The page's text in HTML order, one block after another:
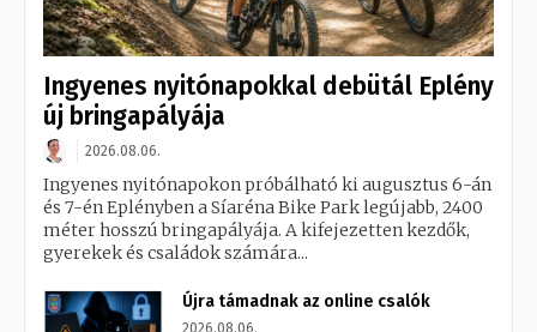
Ingyenes nyitónapokkal debütál Eplény
új bringapályája
2026.08.06.
Ingyenes nyitónapokon próbálható ki augusztus 6-án
és 7-én Eplényben a Síaréna Bike Park legújabb, 2400
méter hosszú bringapályája. A kifejezetten kezdők,
gyerekek és családok számára...
Újra támadnak az online csalók